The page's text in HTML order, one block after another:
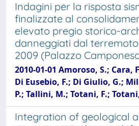
Indagini per la risposta
finalizzate al
elevato pregio storico-
danneggiati dal
2009 (Palazzo
2010-01-01 Amoroso, S.; Cara,
Di Eusebio, F.; Di Giulio, G.;
P.; Tallini, M.; Totani, F.;
Integration of geological